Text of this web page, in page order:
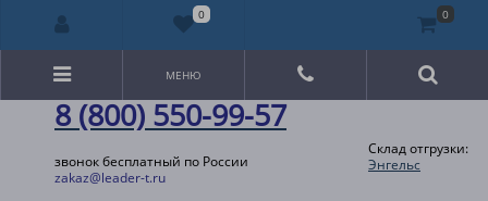
8 (800) 550-99-57
звонок бесплатный по России
zakaz@leader-t.ru
Склад отгрузки:
Энгельс
МЕНЮ
0 0